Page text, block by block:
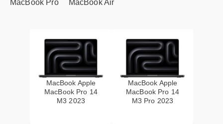
MacBook Pro
MacBook Air
MacBook Apple
MacBook Pro 14
M3 2023
MacBook Apple
MacBook Pro 14
M3 Pro 2023